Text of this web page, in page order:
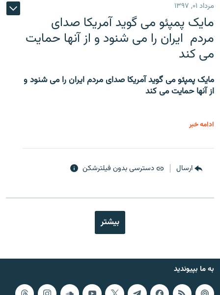
مرداد ۰۱, ۱۳۹۷
مایک پمپئو می گوید آمریکا صدای
مردم ایران را می شنود و از آنها حمایت
می کند
مایک پمپئو می گوید آمریکا صدای مردم ایران را می شنود و
از آنها حمایت می کند
ادامه خبر
ارسال دسترسی بدون فیلترشکن
بیشتر
به ما بپیوندید